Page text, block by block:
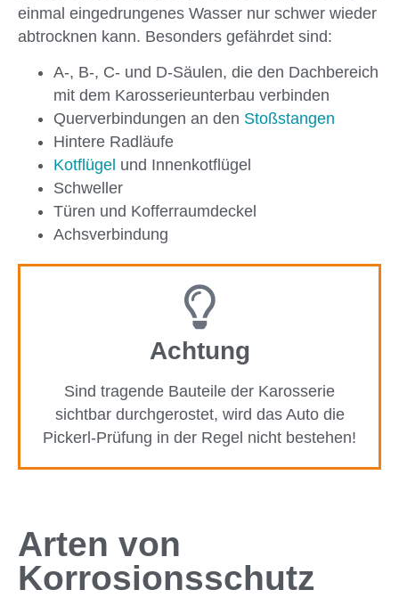
einmal eingedrungenes Wasser nur schwer wieder
abtrocknen kann. Besonders gefährdet sind:
A-, B-, C- und D-Säulen, die den Dachbereich
mit dem Karosserieunterbau verbinden
Querverbindungen an den Stoßstangen
Hintere Radläufe
Kotflügel und Innenkotflügel
Schweller
Türen und Kofferraumdeckel
Achsverbindung
Achtung
Sind tragende Bauteile der Karosserie
sichtbar durchgerostet, wird das Auto die
Pickerl-Prüfung in der Regel nicht bestehen!
Arten von
Korrosionsschutz